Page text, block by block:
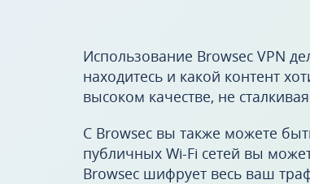
Использование Browsec VPN
находитесь и какой контент
высоком качестве, не
С Browsec вы также можете
публичных Wi-Fi сетей вы
Browsec шифрует весь ваш